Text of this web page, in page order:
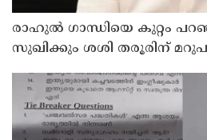
രാഹുല്‍ ഗാന്ധിയെ കുറ്റം
സുഖിക്കും ശശി തരൂരിന്